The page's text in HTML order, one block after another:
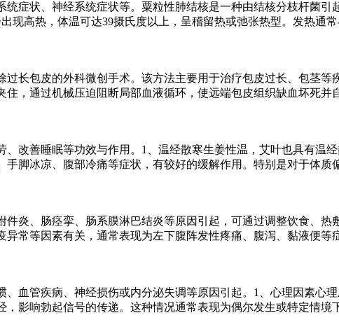
症状、神经系统症状等。粟粒性肺结核是一种由结核分枝杆菌引
现高热，体温可达39摄氏度以上，呈稽留热或弛张热型。发热通
长包皮的外科微创手术。该方法主要用于治疗包皮过长、包茎
，通过机械压迫阻断局部血液循环，使远端包皮组织缺血坏死
改善睡眠等功效与作用。1、温经散寒生姜性温，艾叶也具有温
脚冰凉、腹部冷痛等症状，有较好的缓解作用。特别是对于体
炎、肠痉挛、肠系膜淋巴结炎等原因引起，可通过调整饮食、
常等因素有关，通常表现为左下腹阵发性疼痛、腹泻、黏液便
血管疾病、神经损伤或内分泌失调等原因引起。1、心理因素心
影响勃起信号的传递。这种情况通常表现为偶尔发生或特定情